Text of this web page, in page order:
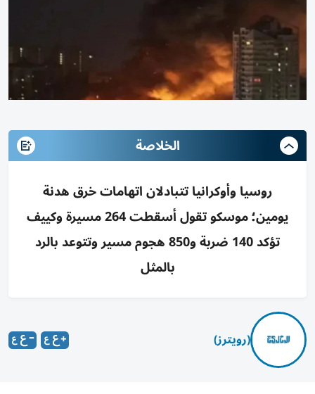
الخلاصة
روسيا وأوكرانيا تتبادلان اتهامات خرق هدنة
يومين؛ موسكو تقول أسقطت 264 مسيرة وكييف
تؤكد 140 ضربة و850 هجوم مسير وتتوعد بالرد
بالمثل
(رويترز)